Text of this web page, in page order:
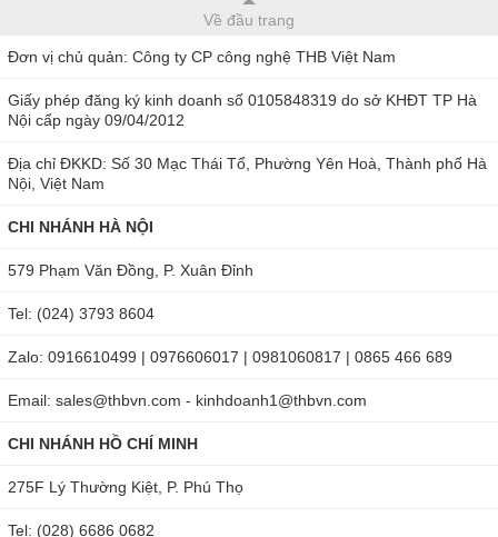
Về đầu trang
Đơn vị chủ quản: Công ty CP công nghệ THB Việt Nam
Giấy phép đăng ký kinh doanh số 0105848319 do sở KHĐT TP Hà
Nội cấp ngày 09/04/2012
Địa chỉ ĐKKD: Số 30 Mạc Thái Tổ, Phường Yên Hoà, Thành phố Hà
Nội, Việt Nam
CHI NHÁNH HÀ NỘI
579 Phạm Văn Đồng, P. Xuân Đỉnh
Tel: (024) 3793 8604
Zalo: 0916610499 | 0976606017 | 0981060817 | 0865 466 689
Email: sales@thbvn.com - kinhdoanh1@thbvn.com
CHI NHÁNH HỒ CHÍ MINH
275F Lý Thường Kiệt, P. Phú Thọ
Tel: (028) 6686 0682